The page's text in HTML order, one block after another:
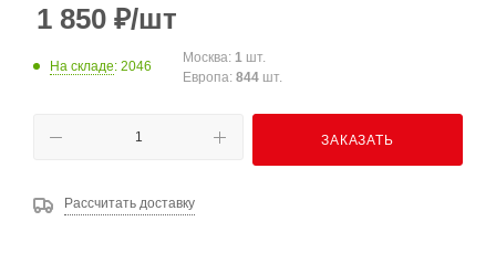
1 850 ₽/шт
На складе: 2046
Москва: 1 шт.
Европа: 844 шт.
ЗАКАЗАТЬ
Рассчитать доставку